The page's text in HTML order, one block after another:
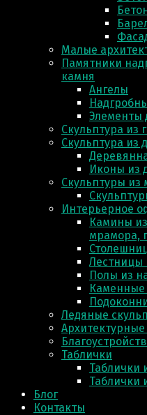
Малые
Памятники
камня
Ангелы
Элементы
Скульптура из
Скульптура из
Иконы из
Скульптуры из
Интерьерное
Камины
мрамора,
Лестницы
Полы из
Ледяные
Архитектурные
Таблички
Таблички
Таблички
Блог
Контакты